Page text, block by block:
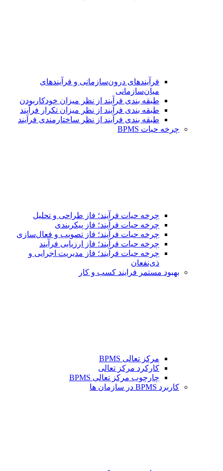
فرآیندهای درون‌سازمانی و فرآیندهای
میان‌سازمانی
طبقه بندی فرآیند از نظر میزان خودکاربودن
طبقه بندی فرآیند از نظر میزان تکرار فرآیند
طبقه بندی فرآیند از نظر ساختارمندی فرآیند
چرخه حیات BPMS
چرخه حیات فرآیند؛ فاز طراحی و تحلیل
چرخه حیات فرآیند؛ فاز پیکربندی
چرخه حیات فرآیند؛ فاز تصویب و فعال‌سازی
چرخه حیات فرآیند؛ فاز ارزیابی فرآیند
چرخه حیات فرآیند؛ فاز مدیریت اجرایی و
ذی‌نفعان
بهبود مستمر فرایند کسب و کار
مرکز تعالی BPMS
کارکرد مرکز تعالی
چارچوب مرکز تعالی BPMS
کاربرد BPMS در سازمان ها